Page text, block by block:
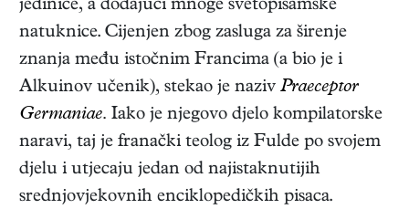
jedinice, a dodajući mnoge svetopisamske
natuknice. Cijenjen zbog zasluga za širenje
znanja među istočnim Francima (a bio je i
Alkuinov učenik), stekao je naziv Praeceptor
Germaniae. Iako je njegovo djelo kompilatorske
naravi, taj je franački teolog iz Fulde po svojem
djelu i utjecaju jedan od najistaknutijih
srednjovjekovnih enciklopedičkih pisaca.